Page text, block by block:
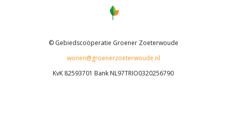
© Gebiedscoöperatie Groener Zoeterwoude
wonen@groenerzoeterwoude.nl
KvK 82593701 Bank NL97TRIO0320256790